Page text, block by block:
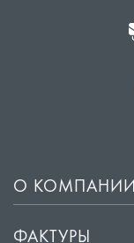
О КОМПАНИИ
ФАКТУРЫ